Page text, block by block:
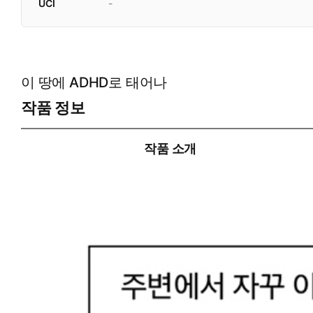
UCI -
이 땅에 ADHD로 태어나
작품 정보
작품 소개